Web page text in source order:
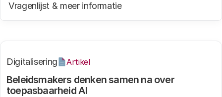
Vragenlijst & meer informatie
Beleidsmakers denken samen na over
toepasbaarheid AI
Digitalisering Artikel